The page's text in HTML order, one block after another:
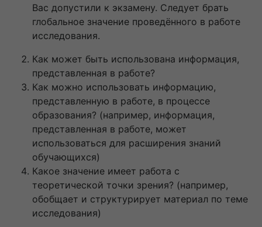
Вас допустили к экзамену. Следует брать
глобальное значение проведённого в работе
исследования.
Как может быть использована информация,
представленная в работе?
Как можно использовать информацию,
представленную в работе, в процессе
образования? (например, информация,
представленная в работе, может
использоваться для расширения знаний
обучающихся)
Какое значение имеет работа с
теоретической точки зрения? (например,
обобщает и структурирует материал по теме
исследования)